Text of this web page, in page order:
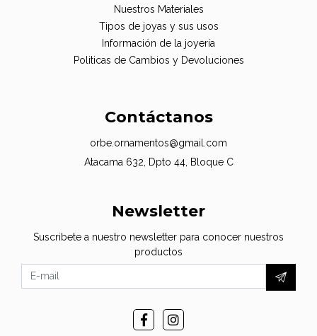
Nuestros Materiales
Tipos de joyas y sus usos
Información de la joyería
Politicas de Cambios y Devoluciones
Contáctanos
orbe.ornamentos@gmail.com
Atacama 632, Dpto 44, Bloque C
Newsletter
Suscribete a nuestro newsletter para conocer nuestros
productos